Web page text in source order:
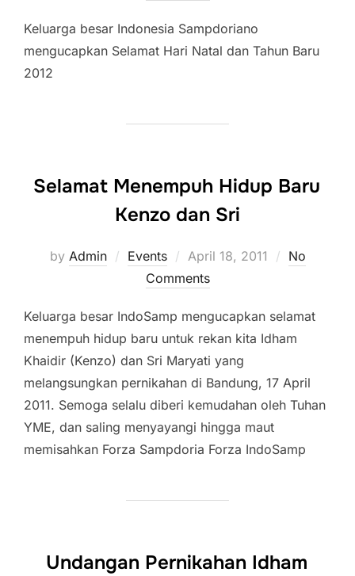
Keluarga besar Indonesia Sampdoriano
mengucapkan Selamat Hari Natal dan Tahun Baru
2012
Selamat Menempuh Hidup Baru
Kenzo dan Sri
by Admin Events
Posted
on
April 18, 2011
No
Comments
Keluarga besar IndoSamp mengucapkan selamat
menempuh hidup baru untuk rekan kita Idham
Khaidir (Kenzo) dan Sri Maryati yang
melangsungkan pernikahan di Bandung, 17 April
2011. Semoga selalu diberi kemudahan oleh Tuhan
YME, dan saling menyayangi hingga maut
memisahkan Forza Sampdoria Forza IndoSamp
Undangan Pernikahan Idham